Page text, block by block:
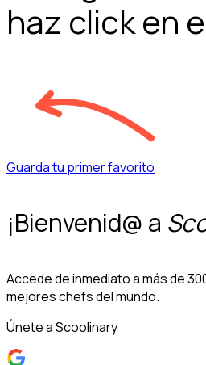
haz click en
Guarda tu primer favorito
¡Bienvenid@ a
Accede de inmediato a más de
mejores chefs del mundo.
Únete a Scoolinary